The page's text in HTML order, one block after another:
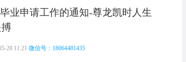
业申请工作的通知-尊龙凯时人生
28 11:21 微信号：18064481435